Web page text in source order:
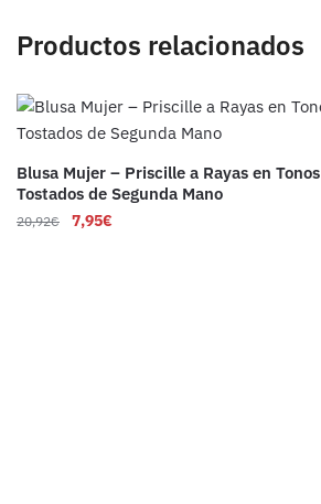
Productos relacionados
Blusa Mujer – Priscille a Rayas en Tonos
Tostados de Segunda Mano
20,92€ 7,95€